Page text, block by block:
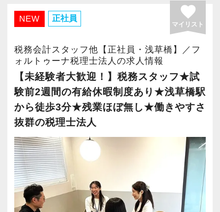
実践で学べて面白かったです。
一通りの仕事を任せてもらえるようになりまし
たが、もっと勉強して、お客様に幅広いご提案
ができるようになりたいと思っています。
未経験でも、接客経験がある方やお客様とのコ
ミュニケーションが好きな方は、自信を持って
ください。
私もお客様から「電話対応が良い」とお褒めの
言葉をいただきました。
接客業で培った“笑声”のスキルが思わぬところで
役に立ったようです。
チャレンジしたい思いを応援してくれる勢いの
ある会社で一緒に成長しましょう！
事を両立しながら成長したい方」はご応募くだ
さい。
効率よく働き、余計なストレスを抱えず、安心
して長く活躍できる環境づくりを目指していま
す。
一人ひとりの価値観やライフステージを尊重
し、会計人として成長したい方はもちろん、家
庭や子育てと両立しながら働きたい方も歓迎し
ています。
＜仕事内容＞
まずは入力業務や仕訳業務を中心に、確定申
告・年末調整・申告書作成補助・決算業務など
からスタートしていただきます。
経験やスキルに応じて税務相談にも携わること
NEW 正社員 favorite
マイリスト
税務会計スタッフ他【正社員・浅草橋】／フ
ォルトゥーナ税理士法人の求人情報
【未経験者大歓迎！】税務スタッフ★試
験前2週間の有給休暇制度あり★浅草橋駅
から徒歩3分★残業ほぼ無し★働きやすさ
抜群の税理士法人